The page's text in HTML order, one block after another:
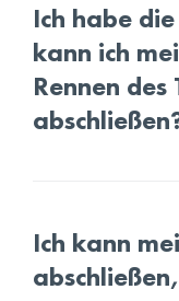
Ich habe
kann ich
Rennen
Ich kann